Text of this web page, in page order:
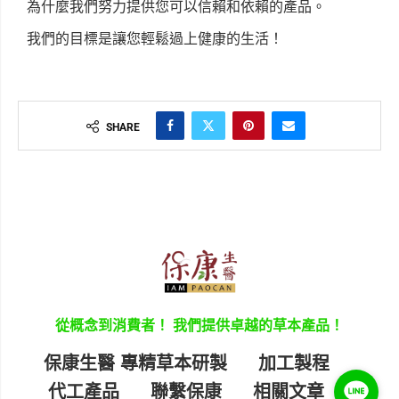
為什麼我們努力提供您可以信賴和依賴的產品。
我們的目標是讓您輕鬆過上健康的生活！
SHARE
從概念到消費者！ 我們提供卓越的草本產品！
保康生醫 專精草本研製
加工製程
代工產品
聯繫保康 相關文章